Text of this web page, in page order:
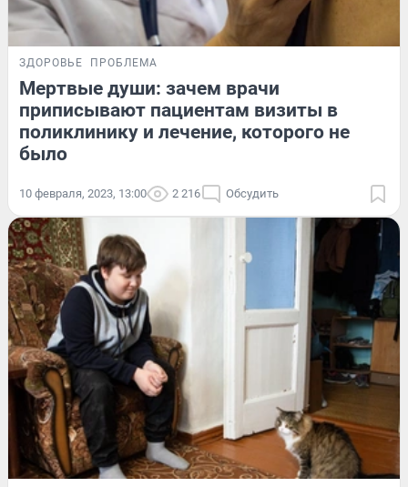
ЗДОРОВЬЕ ПРОБЛЕМА
Мертвые души: зачем врачи
приписывают пациентам визиты в
поликлинику и лечение, которого не
было
10 февраля, 2023, 13:00 2 216 Обсудить